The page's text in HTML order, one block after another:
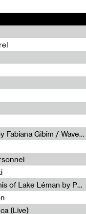
Radia Show #1113 : FOSSIL///NOISE by Fabiana Gibim / Wave Farm
Radia Show #1112 : The Sonic Epidermis of Lake Léman by Paul Courlet / Guest Slot
(Live)